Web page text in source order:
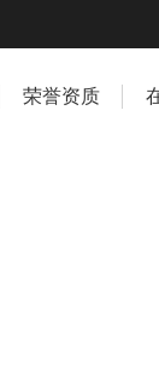
荣誉资质